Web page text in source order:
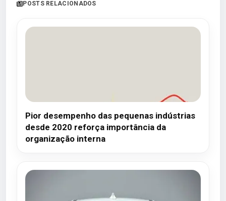
POSTS RELACIONADOS
Pior desempenho das pequenas indústrias
desde 2020 reforça importância da
organização interna